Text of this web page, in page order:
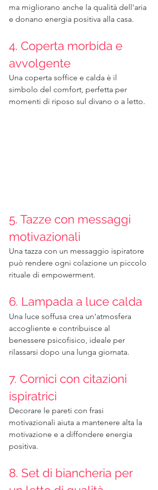
ma migliorano anche la qualità dell'aria
e donano energia positiva alla casa.
4. Coperta morbida e
avvolgente
Una coperta soffice e calda è il
simbolo del comfort, perfetta per
momenti di riposo sul divano o a letto.
5. Tazze con messaggi
motivazionali
Una tazza con un messaggio ispiratore
può rendere ogni colazione un piccolo
rituale di empowerment.
6. Lampada a luce calda
Una luce soffusa crea un'atmosfera
accogliente e contribuisce al
benessere psicofisico, ideale per
rilassarsi dopo una lunga giornata.
7. Cornici con citazioni
ispiratrici
Decorare le pareti con frasi
motivazionali aiuta a mantenere alta la
motivazione e a diffondere energia
positiva.
8. Set di biancheria per